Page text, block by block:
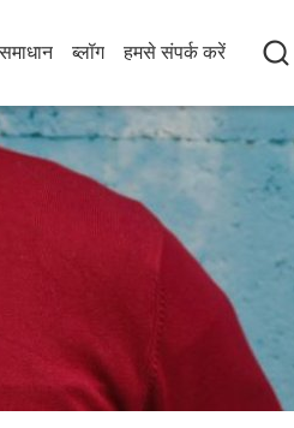
समाधान ब्लॉग हमसे संपर्क करें